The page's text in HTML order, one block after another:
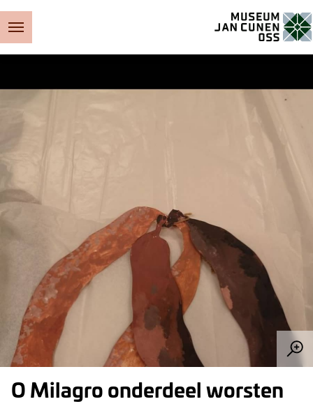
O Milagro onderdeel worsten